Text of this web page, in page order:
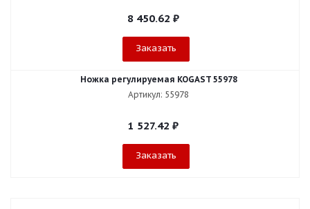
8 450.62 ₽
Заказать
Ножка регулируемая KOGAST 55978
Артикул: 55978
1 527.42 ₽
Заказать